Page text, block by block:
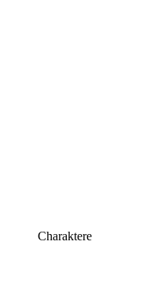
Charaktere